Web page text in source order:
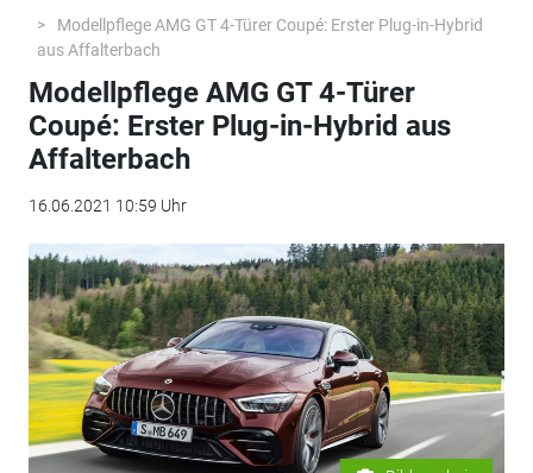
Modellpflege AMG GT 4-Türer Coupé: Erster Plug-in-Hybrid
aus Affalterbach
Modellpflege AMG GT 4-Türer
Coupé: Erster Plug-in-Hybrid aus
Affalterbach
16.06.2021 10:59 Uhr